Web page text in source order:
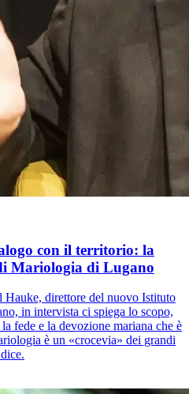
con il territorio: la
Mariologia di Lugano
direttore del nuovo Istituto
in intervista ci spiega lo scopo,
fede e la devozione mariana che è
è un «crocevia» dei grandi